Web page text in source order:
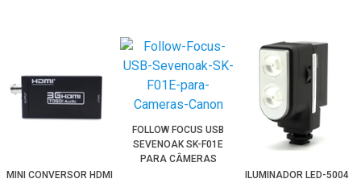
MINI CONVERSOR HDMI
FOLLOW FOCUS USB
SEVENOAK SK-F01E
PARA CÂMERAS
ILUMINADOR LED-5004